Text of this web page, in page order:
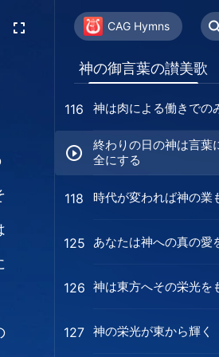
CAG Hymns
神の御言葉の讃美歌
110 神との正しい関係の築
112 あなたには神との正常
116 神は肉による働きでの
終わりの日の神は言葉
全にする
118 時代が変われば神の業
125 あなたは神への真の愛
126 神は東方へその栄光を
127 神の栄光が東から輝く